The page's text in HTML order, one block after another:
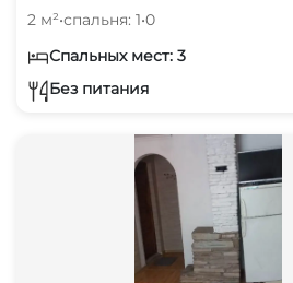
2 м²•спальня: 1•0
Спальных мест: 3
Без питания